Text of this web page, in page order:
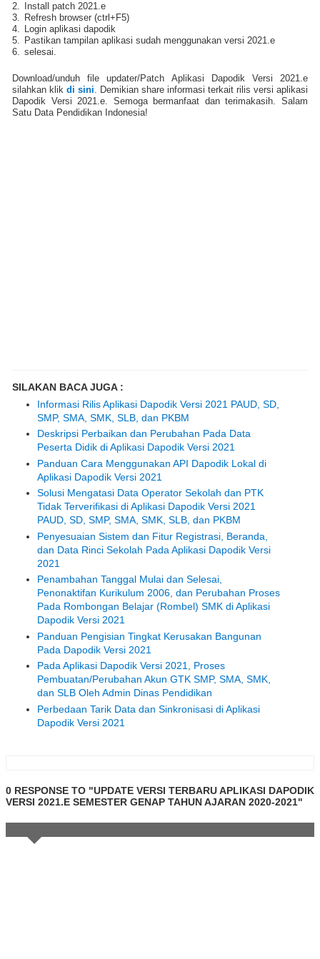
2.
Install patch 2021.e
3.
Refresh browser (ctrl+F5)
4.
Login aplikasi dapodik
5.
Pastikan tampilan aplikasi sudah menggunakan versi 2021.e
6.
selesai.
Download/unduh file updater/Patch Aplikasi Dapodik Versi 2021.e
silahkan klik di sini . Demikian share informasi terkait rilis versi aplikasi
Dapodik Versi 2021.e. Semoga bermanfaat dan terimakasih. Salam
Satu Data Pendidikan Indonesia!
SILAKAN BACA JUGA :
Informasi Rilis Aplikasi Dapodik Versi 2021 PAUD, SD,
SMP, SMA, SMK, SLB, dan PKBM
Deskripsi Perbaikan dan Perubahan Pada Data
Peserta Didik di Aplikasi Dapodik Versi 2021
Panduan Cara Menggunakan API Dapodik Lokal di
Aplikasi Dapodik Versi 2021
Solusi Mengatasi Data Operator Sekolah dan PTK
Tidak Terverifikasi di Aplikasi Dapodik Versi 2021
PAUD, SD, SMP, SMA, SMK, SLB, dan PKBM
Penyesuaian Sistem dan Fitur Registrasi, Beranda,
dan Data Rinci Sekolah Pada Aplikasi Dapodik Versi
2021
Penambahan Tanggal Mulai dan Selesai,
Penonaktifan Kurikulum 2006, dan Perubahan Proses
Pada Rombongan Belajar (Rombel) SMK di Aplikasi
Dapodik Versi 2021
Panduan Pengisian Tingkat Kerusakan Bangunan
Pada Dapodik Versi 2021
Pada Aplikasi Dapodik Versi 2021, Proses
Pembuatan/Perubahan Akun GTK SMP, SMA, SMK,
dan SLB Oleh Admin Dinas Pendidikan
Perbedaan Tarik Data dan Sinkronisasi di Aplikasi
Dapodik Versi 2021
0 RESPONSE TO "UPDATE VERSI TERBARU APLIKASI DAPODIK
VERSI 2021.E SEMESTER GENAP TAHUN AJARAN 2020-2021"